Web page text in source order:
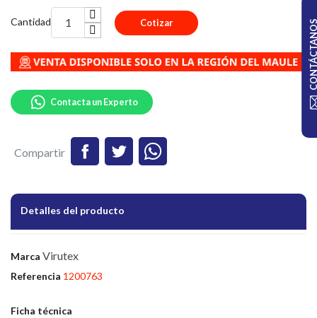
Cantidad Cotizar
Compartir
Contacta un Experto
Detalles del producto
Marca Virutex
Referencia 1200763
Ficha técnica